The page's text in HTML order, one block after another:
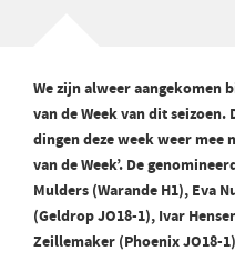
We zijn alweer aangekomen
van de Week van dit seizoen.
dingen deze week weer mee
van de Week’. De
Mulders (Warande H1), Eva
(Geldrop JO18-1), Ivar
Zeillemaker (Phoenix JO18-